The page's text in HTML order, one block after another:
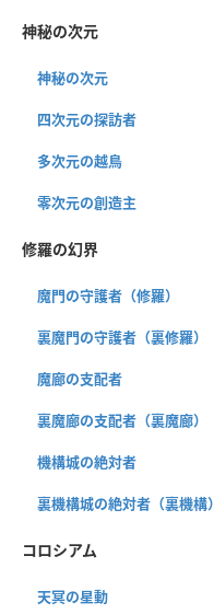
神秘の次元
神秘の次元
四次元の探訪者
多次元の越鳥
零次元の創造主
修羅の幻界
魔門の守護者（修羅）
裏魔門の守護者（裏修羅）
魔廊の支配者
裏魔廊の支配者（裏魔廊）
機構城の絶対者
裏機構城の絶対者（裏機構）
コロシアム
天冥の星動